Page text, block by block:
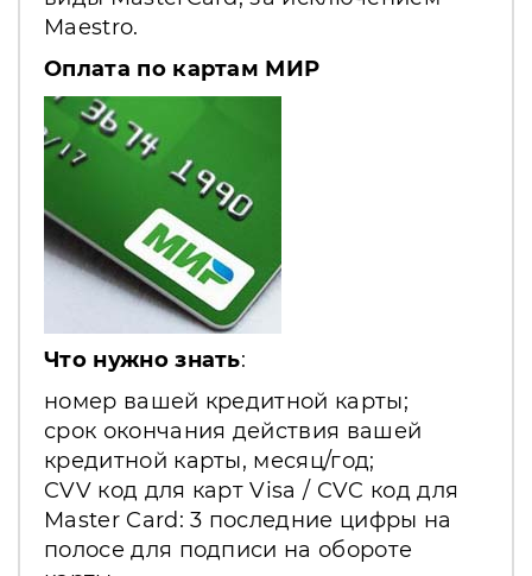
Maestro.
Оплата по картам МИР
Что нужно знать:
номер вашей кредитной карты;
срок окончания действия вашей
кредитной карты, месяц/год;
CVV код для карт Visa / CVC код для
Master Card: 3 последние цифры на
полосе для подписи на обороте